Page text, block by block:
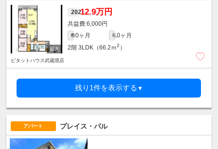
20212.9万円
6,000円
敷0ヶ月 礼0ヶ月
2階 3LDK（66.2ｍ2 ）
ピタットハウス武蔵境店
残り1件を表示する ▼
アパート プレイス・パル